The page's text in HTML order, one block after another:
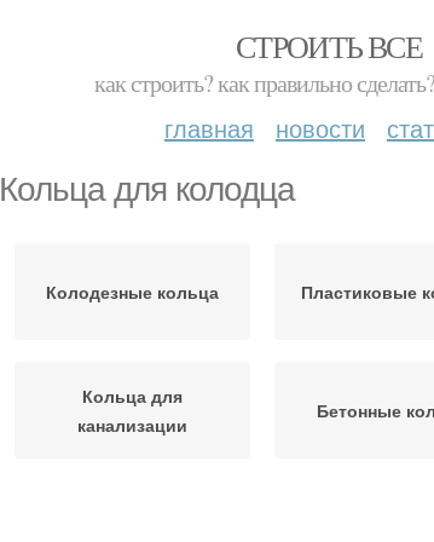
СТРОИТЬ ВСЕ
как строить? как правильно
главная новости
Кольца для колодца
Колодезные кольца Пластиковые
Кольца для
канализации
Бетонные